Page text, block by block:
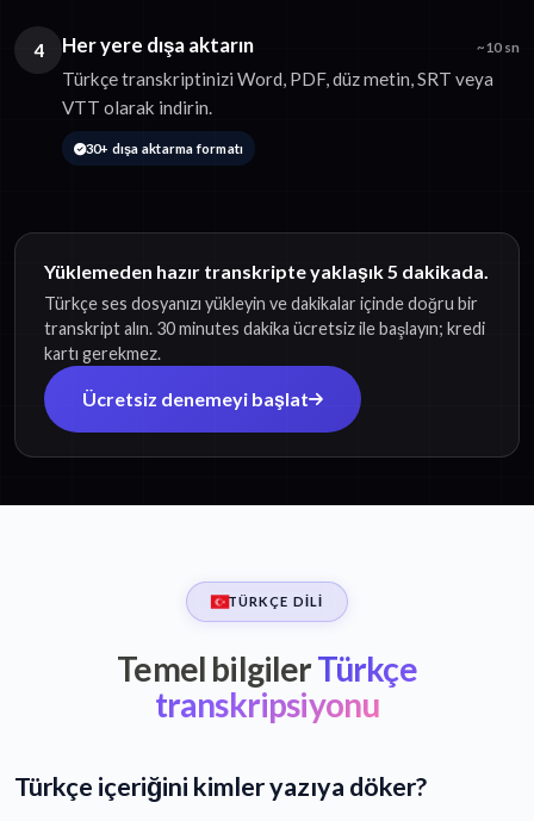
4 Her yere dışa aktarın ~10 sn
Türkçe transkriptinizi Word, PDF, düz metin, SRT veya
VTT olarak indirin.
30+ dışa aktarma formatı
Yüklemeden hazır transkripte yaklaşık 5 dakikada.
Türkçe ses dosyanızı yükleyin ve dakikalar içinde doğru bir
transkript alın. 30 minutes dakika ücretsiz ile başlayın; kredi
kartı gerekmez.
Ücretsiz denemeyi başlat
TÜRKÇE DILI
Temel bilgilerTürkçe
transkripsiyonu
Türkçe içeriğini kimler yazıya döker?